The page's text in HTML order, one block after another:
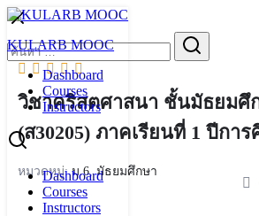
Skip
content
KULARB MOOC
Dashboard
Courses
Instructors
Dashboard
Courses
Instructors
Search
for:
วิชาคริสตศาสนา ชั้นมัธยมศึ
(ส30205) ภาคเรียนที่ 1 ปีการ
หมวดหมู่:ม.6,มัธยมศึกษา